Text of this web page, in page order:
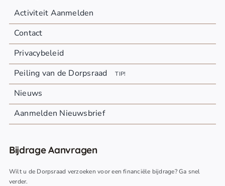
Activiteit Aanmelden
Contact
Privacybeleid
Peiling van de Dorpsraad
TIP!
Nieuws
Aanmelden Nieuwsbrief
Bijdrage Aanvragen
Wilt u de Dorpsraad verzoeken voor een financiële bijdrage? Ga snel
verder.